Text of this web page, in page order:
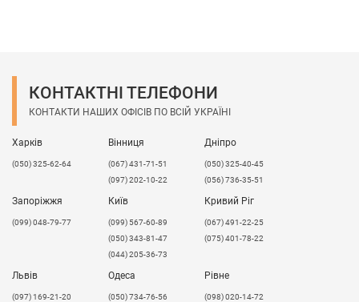
КОНТАКТНІ ТЕЛЕФОНИ
КОНТАКТИ НАШИХ ОФІСІВ ПО ВСІЙ УКРАЇНІ
Харків
(050) 325-62-64
Вінниця
(067) 431-71-51
(097) 202-10-22
Дніпро
(050) 325-40-45
(056) 736-35-51
Запоріжжя
(099) 048-79-77
Київ
(099) 567-60-89
(050) 343-81-47
(044) 205-36-73
Кривий Ріг
(067) 491-22-25
(075) 401-78-22
Львів
​(097) 169-21-20
Одеса
(050) 734-76-56
Рівне
(098) 020-14-72